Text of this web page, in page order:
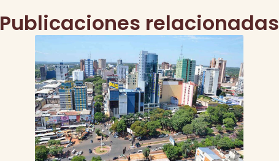
Publicaciones relacionadas